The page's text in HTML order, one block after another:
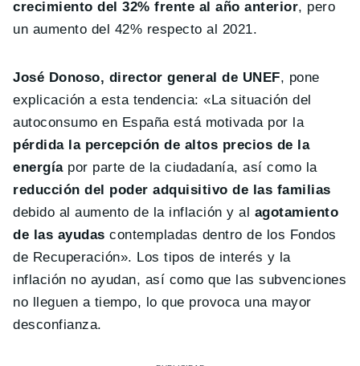
crecimiento del 32% frente al año anterior, pero
un aumento del 42% respecto al 2021.
José Donoso, director general de UNEF, pone
explicación a esta tendencia: «La situación del
autoconsumo en España está motivada por la
pérdida la percepción de altos precios de la
energíapor parte de la ciudadanía, así como la
reducción del poder adquisitivo de las familias
debido al aumento de la inflación y al agotamiento
de las ayudas contempladas dentro de los Fondos
de Recuperación». Los tipos de interés y la
inflación no ayudan, así como que las subvenciones
no lleguen a tiempo, lo que provoca una mayor
desconfianza.